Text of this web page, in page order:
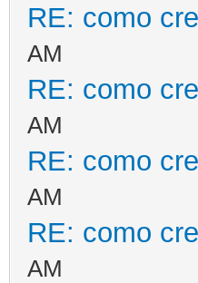
RE: como
AM
RE: como
AM
RE: como
AM
RE: como
AM